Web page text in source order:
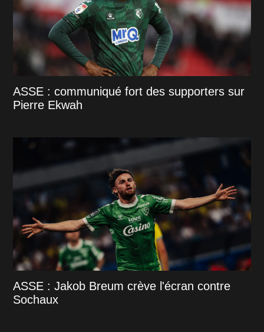
ASSE : communiqué fort des supporters sur
Pierre Ekwah
ASSE : Jakob Breum crève l'écran contre
Sochaux